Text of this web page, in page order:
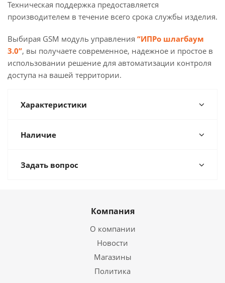
Техническая поддержка предоставляется
производителем в течение всего срока службы изделия.
Выбирая GSM модуль управления “ИПРо шлагбаум
3.0”, вы получаете современное, надежное и простое в
использовании решение для автоматизации контроля
доступа на вашей территории.
Характеристики
Наличие
Задать вопрос
Компания
О компании
Новости
Магазины
Политика